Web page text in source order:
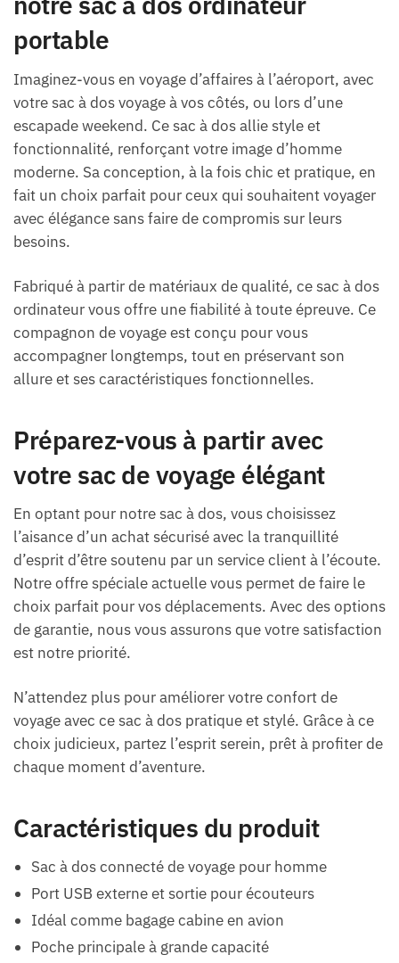
portable
Imaginez-vous en voyage d’affaires à l’aéroport, avec
votre sac à dos voyage à vos côtés, ou lors d’une
escapade weekend. Ce sac à dos allie style et
fonctionnalité, renforçant votre image d’homme
moderne. Sa conception, à la fois chic et pratique, en
fait un choix parfait pour ceux qui souhaitent voyager
avec élégance sans faire de compromis sur leurs
besoins.
Fabriqué à partir de matériaux de qualité, ce sac à dos
ordinateur vous offre une fiabilité à toute épreuve. Ce
compagnon de voyage est conçu pour vous
accompagner longtemps, tout en préservant son
allure et ses caractéristiques fonctionnelles.
Préparez-vous à partir avec
votre sac de voyage élégant
En optant pour notre sac à dos, vous choisissez
l’aisance d’un achat sécurisé avec la tranquillité
d’esprit d’être soutenu par un service client à l’écoute.
Notre offre spéciale actuelle vous permet de faire le
choix parfait pour vos déplacements. Avec des options
de garantie, nous vous assurons que votre satisfaction
est notre priorité.
N’attendez plus pour améliorer votre confort de
voyage avec ce sac à dos pratique et stylé. Grâce à ce
choix judicieux, partez l’esprit serein, prêt à profiter de
chaque moment d’aventure.
Caractéristiques du produit
Sac à dos connecté de voyage pour homme
Port USB externe et sortie pour écouteurs
Idéal comme bagage cabine en avion
Poche principale à grande capacité